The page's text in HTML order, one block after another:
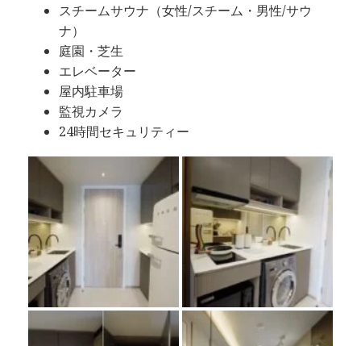
スチームサウナ（女性/スチーム・男性/サウ
ナ）
庭園・芝生
エレベーター
屋内駐車場
監視カメラ
24時間セキュリティー